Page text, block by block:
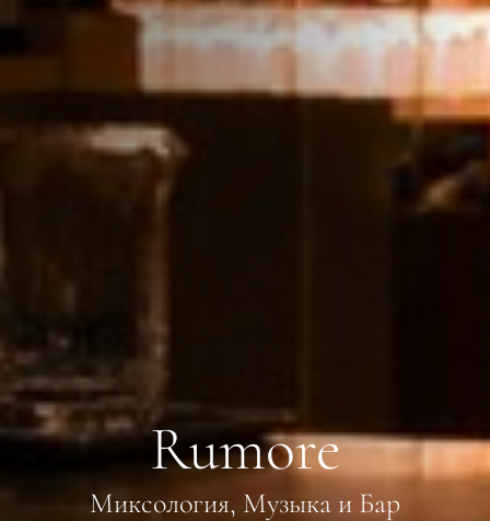
Rumore
Миксология, Музыка и Бар